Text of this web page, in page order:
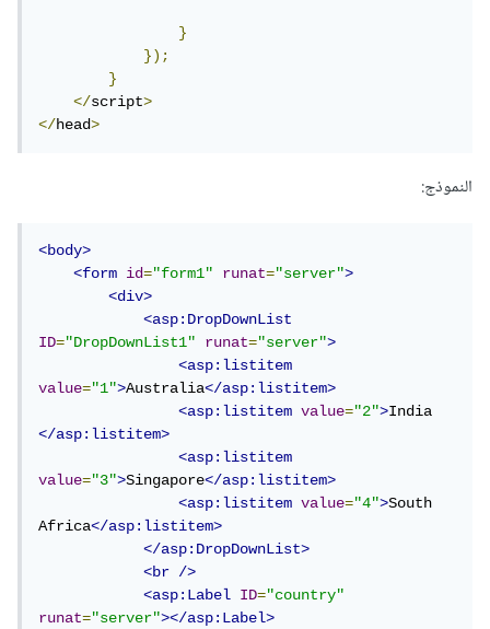
}
});
}
</script>
</head>
النموذج:
<body>
<form
id="form1" runat="server">
<div>
<asp:DropDownList
ID="DropDownList1" runat="server">
<asp:listitem
value="1">Australia</asp:listitem>
<asp:listitem
value="2">
</asp:listitem>
<asp:listitem
value="3">Singapore</asp:listitem>
<asp:listitem
value="4">South
Africa</asp:listitem>
</asp:DropDownList>
<br
/>
<asp:Label
ID="country"
runat="server"></asp:Label>